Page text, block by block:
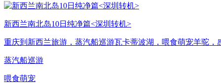
新西兰南北岛10日纯净篇<深圳转机>
重庆到新西兰旅游，蒸汽船巡游瓦卡蒂波湖，喂食萌宠羊驼，
蒸汽船巡游
喂食萌宠